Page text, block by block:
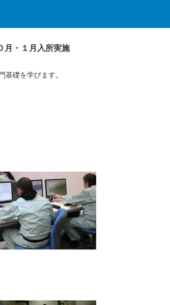
・１月入所実施
礎を学びます。